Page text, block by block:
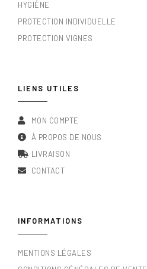
HYGIÈNE
PROTECTION INDIVIDUELLE
PROTECTION VIGNES
LIENS UTILES
MON COMPTE
À PROPOS DE NOUS
LIVRAISON
CONTACT
INFORMATIONS
MENTIONS LÉGALES